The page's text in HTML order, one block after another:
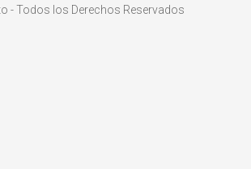
-Todos los Derechos Reservados